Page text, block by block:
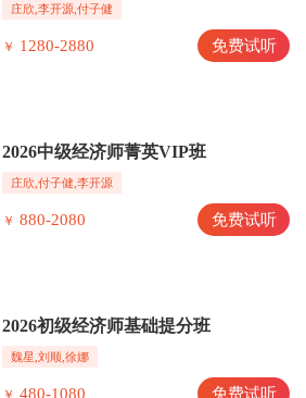
庄欣,李开源,付子健
￥ 1280-2880 免费试听
2026中级经济师菁英VIP班
庄欣,付子健,李开源
￥ 880-2080 免费试听
2026初级经济师基础提分班
魏星,刘顺,徐娜
￥ 480-1080 免费试听